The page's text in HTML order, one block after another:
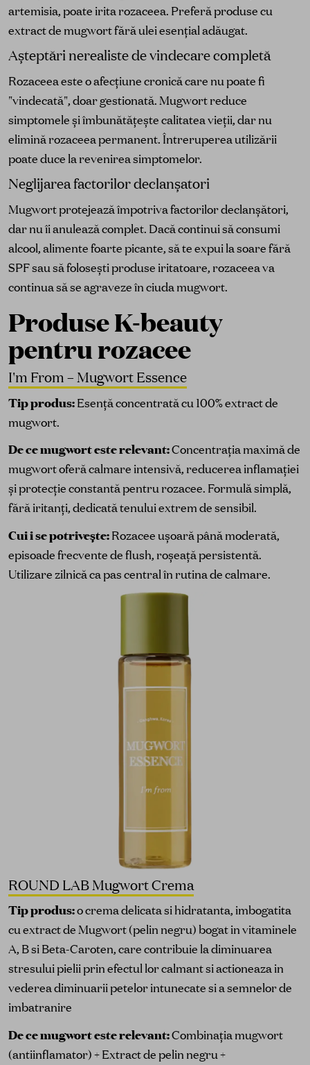
artemisia, poate irita rozaceea. Preferă produse cu
extract de mugwort fără ulei esențial adăugat.
Așteptări nerealiste de vindecare completă
Rozaceea este o afecțiune cronică care nu poate fi
"vindecată", doar gestionată. Mugwort reduce
simptomele și îmbunătățește calitatea vieții, dar nu
elimină rozaceea permanent. Întreruperea utilizării
poate duce la revenirea simptomelor.
Neglijarea factorilor declanșatori
Mugwort protejează împotriva factorilor declanșători,
dar nu îi anulează complet. Dacă continui să consumi
alcool, alimente foarte picante, să te expui la soare fără
SPF sau să folosești produse iritatoare, rozaceea va
continua să se agraveze în ciuda mugwort.
Produse K-beauty
pentru rozacee
I'm From – Mugwort Essence
Tip produs:Esență concentrată cu 100% extract de
mugwort.
De ce mugwort este relevant:Concentrația maximă de
mugwort oferă calmare intensivă, reducerea inflamației
și protecție constantă pentru rozacee. Formulă simplă,
fără iritanți, dedicată tenului extrem de sensibil.
Cui i se potrivește:Rozacee ușoară până moderată,
episoade frecvente de flush, roșeață persistentă.
Utilizare zilnică ca pas central în rutina de calmare.
ROUND LAB Mugwort Crema
Tip produs:o crema delicata si hidratanta, imbogatita
cu extract de Mugwort (pelin negru) bogat in vitaminele
A, B si Beta-Caroten, care contribuie la diminuarea
stresului pielii prin efectul lor calmant si actioneaza in
vederea diminuarii petelor intunecate si a semnelor de
imbatranire
De ce mugwort este relevant:Combinația mugwort
(antiinflamator) + Extract de pelin negru +